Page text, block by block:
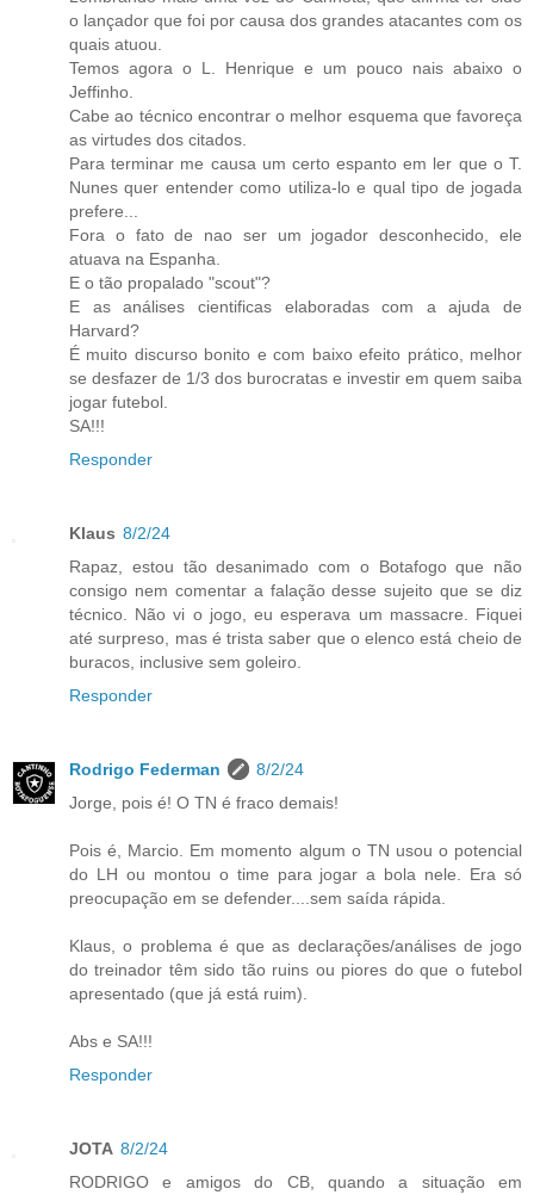
o lançador que foi por causa dos grandes atacantes com os
quais atuou.
Temos agora o L. Henrique e um pouco nais abaixo o
Jeffinho.
Cabe ao técnico encontrar o melhor esquema que favoreça
as virtudes dos citados.
Para terminar me causa um certo espanto em ler que o T.
Nunes quer entender como utiliza-lo e qual tipo de jogada
prefere...
Fora o fato de nao ser um jogador desconhecido, ele
atuava na Espanha.
E o tão propalado "scout"?
E as análises cientificas elaboradas com a ajuda de
Harvard?
É muito discurso bonito e com baixo efeito prático, melhor
se desfazer de 1/3 dos burocratas e investir em quem saiba
jogar futebol.
SA!!!
Responder
Klaus 8/2/24
Rapaz, estou tão desanimado com o Botafogo que não
consigo nem comentar a falação desse sujeito que se diz
técnico. Não vi o jogo, eu esperava um massacre. Fiquei
até surpreso, mas é trista saber que o elenco está cheio de
buracos, inclusive sem goleiro.
Responder
Rodrigo Federman
8/2/24
Jorge, pois é! O TN é fraco demais!
Pois é, Marcio. Em momento algum o TN usou o potencial
do LH ou montou o time para jogar a bola nele. Era só
preocupação em se defender....sem saída rápida.
Klaus, o problema é que as declarações/análises de jogo
do treinador têm sido tão ruins ou piores do que o futebol
apresentado (que já está ruim).
Abs e SA!!!
Responder
JOTA 8/2/24
RODRIGO e amigos do CB, quando a situação em